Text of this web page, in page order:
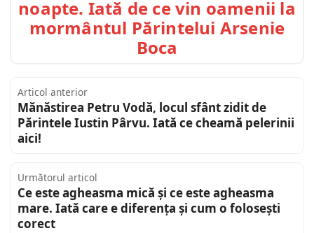
noapte. Iată de ce vin oamenii la
mormântul Părintelui Arsenie
Boca
Articol anterior
Mănăstirea Petru Vodă, locul sfânt zidit de
Părintele Iustin Pârvu. Iată ce cheamă pelerinii
aici!
Următorul articol
Ce este agheasma mică și ce este agheasma
mare. Iată care e diferența și cum o folosești
corect